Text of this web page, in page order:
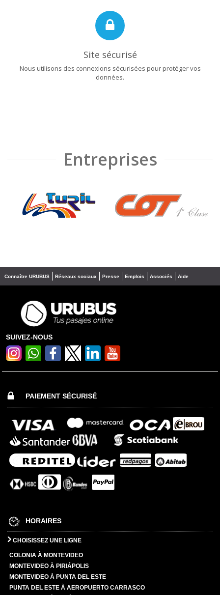
Site sécurisé
Nous utilisons des connexions sécurisées pour protéger vos
données.
Entreprises
❮ ❯
Connaître URUBUS Réseaux sociaux Presse Emplois Associés Aide
SUIVEZ-NOUS
PAIEMENT SÉCURISÉ
HORAIRES
CHOISISSEZ UNE LIGNE
COLONIA À MONTEVIDEO
MONTEVIDEO À PIRIÁPOLIS
MONTEVIDEO À PUNTA DEL ESTE
PUNTA DEL ESTE À AEROPUERTO CARRASCO